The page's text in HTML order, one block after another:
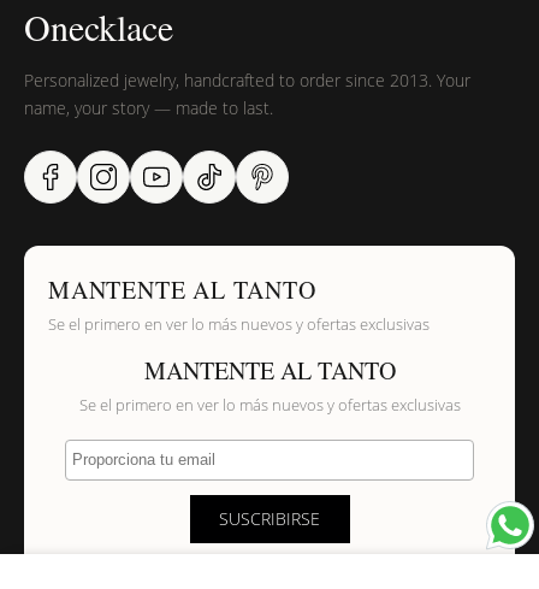
Onecklace
Personalized jewelry, handcrafted to order since 2013. Your
name, your story — made to last.
MANTENTE AL TANTO
Se el primero en ver lo más nuevos y ofertas exclusivas
MANTENTE AL TANTO
Se el primero en ver lo más nuevos y ofertas exclusivas
Proporciona tu email
SUSCRIBIRSE